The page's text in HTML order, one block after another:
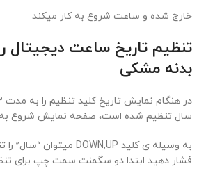
خارج شده و ساعت شروع به کار میکند
تنظیم تاریخ ساعت دیجیتال
بدنه مشکی
سال تنظیم شده است، صفحه نمایش شروع
فشار دهید ابتدا دو سگمنت سمت چپ برای